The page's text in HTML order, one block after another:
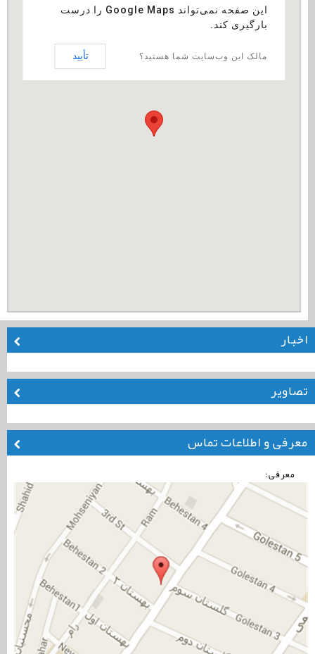
‏‫این صفحه نمی‌تواند Google Maps را درست
بارگیری کند.
مالک این وب‌سایت شما هستید؟ تأیید
اخبار
تصاویر
معرفی و اطلاعات تماس
معرفی: